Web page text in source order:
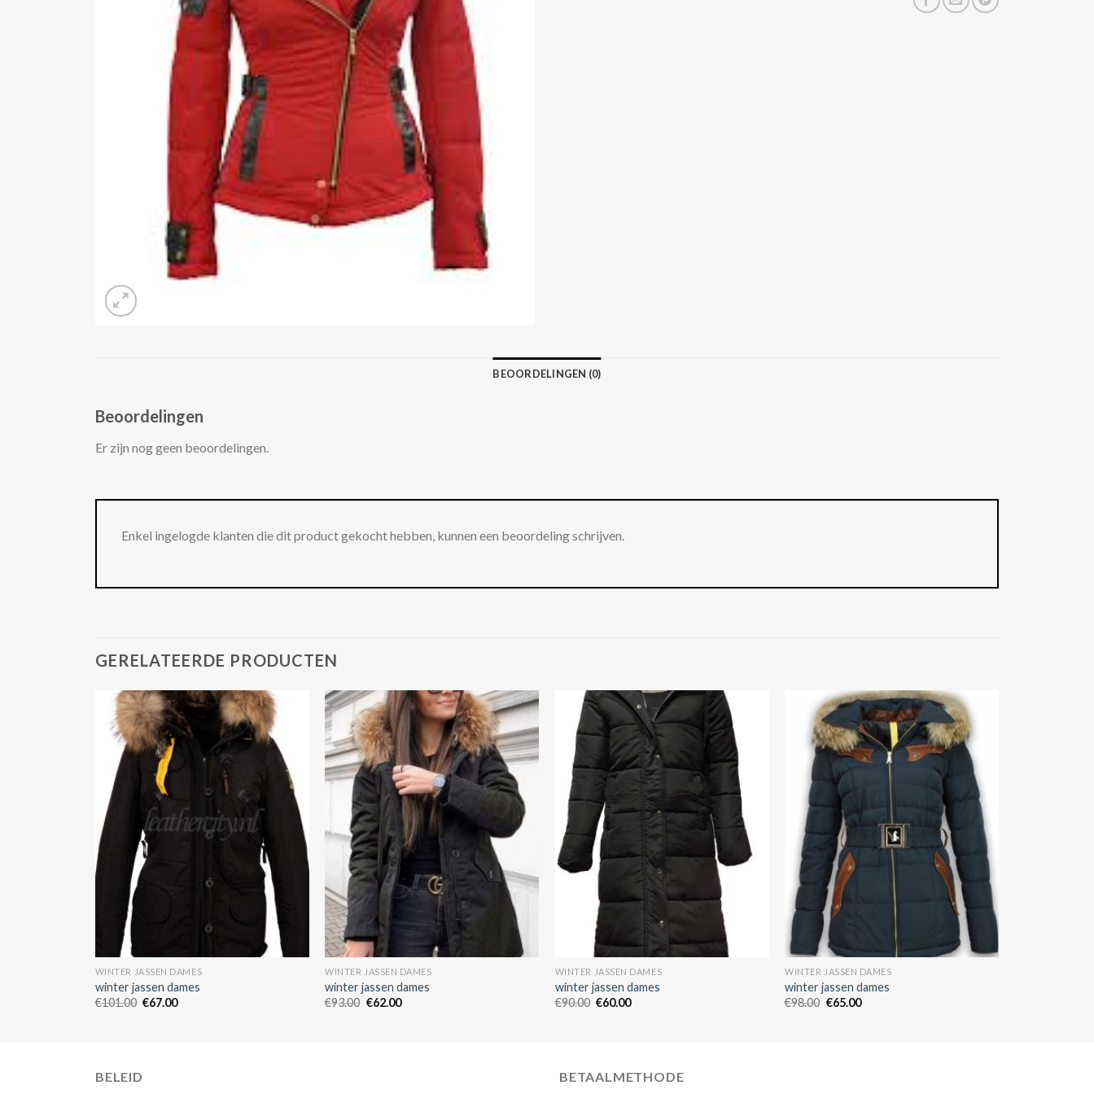
BEOORDELINGEN (0)
Beoordelingen
Er zijn nog geen beoordelingen.
Enkel ingelogde klanten die dit product gekocht hebben, kunnen een beoordeling schrijven.
GERELATEERDE PRODUCTEN
WINTER JASSEN DAMES
winter jassen dames
€101.00 €67.00
WINTER JASSEN DAMES
winter jassen dames
€93.00 €62.00
WINTER JASSEN DAMES
winter jassen dames
€90.00 €60.00
WINTER JASSEN DAMES
winter jassen dames
€98.00 €65.00
BELEID BETAALMETHODE